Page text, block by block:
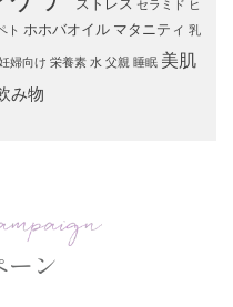
ストレス セラミド ヒ
ト ホホバオイル マタニティ 乳
婦向け 栄養素 水 父親 睡眠 美肌
み物
ーン